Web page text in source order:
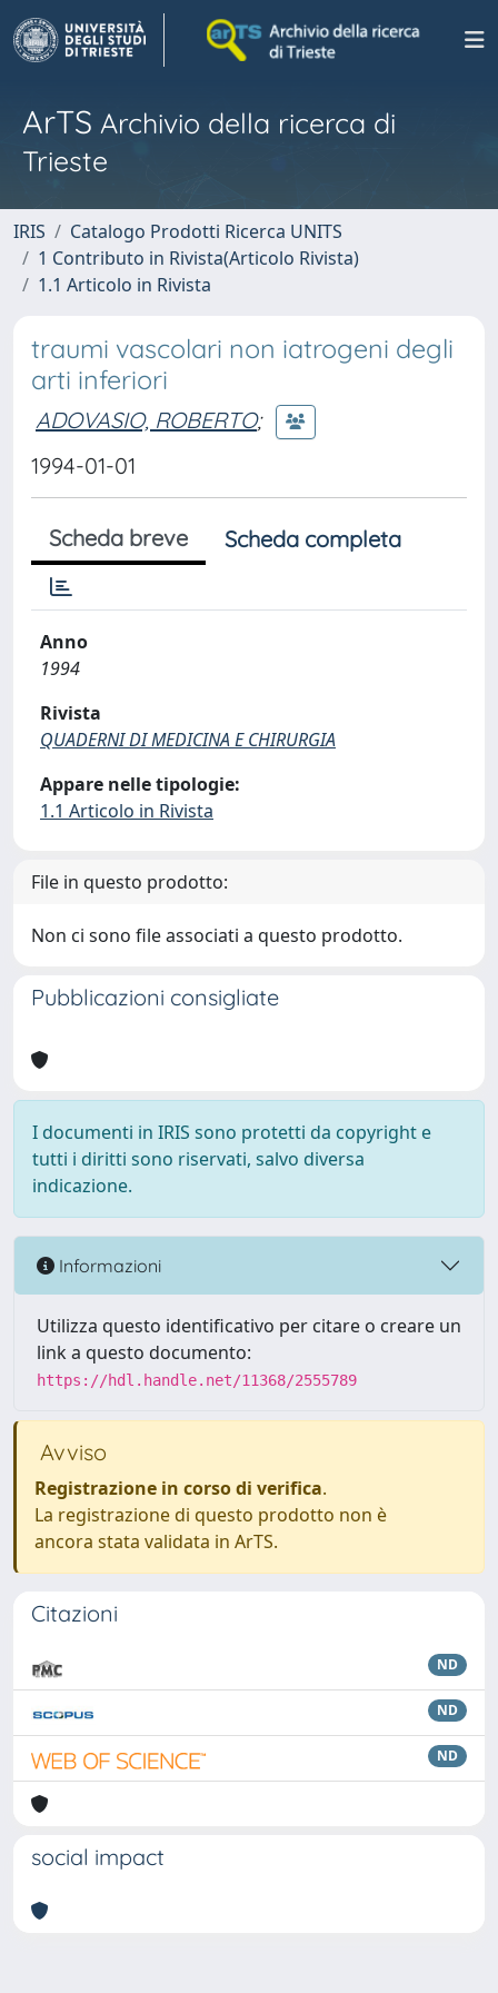
ArTS Archivio della ricerca di
Trieste
IRIS
Catalogo Prodotti Ricerca UNITS
1 Contributo in Rivista(Articolo Rivista)
1.1 Articolo in Rivista
traumi vascolari non iatrogeni degli
arti inferiori
ADOVASIO, ROBERTO;
1994-01-01
Scheda breve Scheda completa
Anno
1994
Rivista
QUADERNI DI MEDICINA E CHIRURGIA
Appare nelle tipologie:
1.1 Articolo in Rivista
File in questo prodotto:
Non ci sono file associati a questo prodotto.
Pubblicazioni consigliate
I documenti in IRIS sono protetti da copyright e
tutti i diritti sono riservati, salvo diversa
indicazione.
Informazioni
Utilizza questo identificativo per citare o creare un
link a questo documento:
https://hdl.handle.net/11368/2555789
Avviso
Registrazione in corso di verifica.
La registrazione di questo prodotto non è
ancora stata validata in ArTS.
Citazioni
ND
ND
ND
social impact